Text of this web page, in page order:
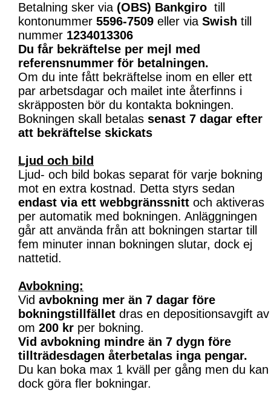
Betalning sker via (OBS) Bankgiro till
kontonummer 5596-7509 eller via Swish till
nummer 1234013306
Du får bekräftelse per mejl med
referensnummer för betalningen.
Om du inte fått bekräftelse inom en eller ett
par arbetsdagar och mailet inte återfinns i
skräpposten bör du kontakta bokningen.
Bokningen skall betalas senast 7 dagar efter
att bekräftelse skickats
Ljud och bild
Ljud- och bild bokas separat för varje bokning
mot en extra kostnad. Detta styrs sedan
endast via ett webbgränssnitt och aktiveras
per automatik med bokningen. Anläggningen
går att använda från att bokningen startar till
fem minuter innan bokningen slutar, dock ej
nattetid.
Avbokning:
Vid avbokning mer än 7 dagar före
bokningstillfället dras en depositionsavgift av
om 200 kr per bokning.
Vid avbokning mindre än 7 dygn före
tillträdesdagen återbetalas inga pengar.
Du kan boka max 1 kväll per gång men du kan
dock göra fler bokningar.